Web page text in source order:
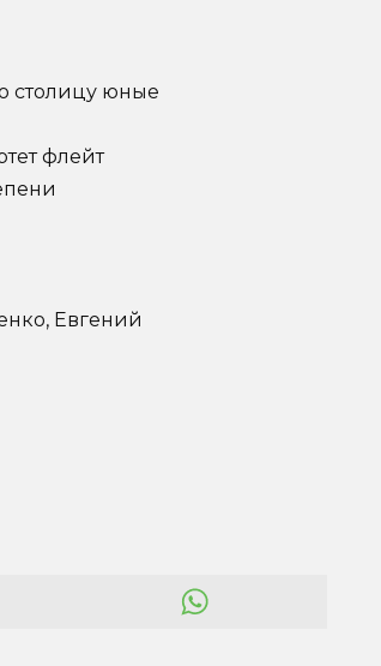
столицу юные
флейт
Евгений